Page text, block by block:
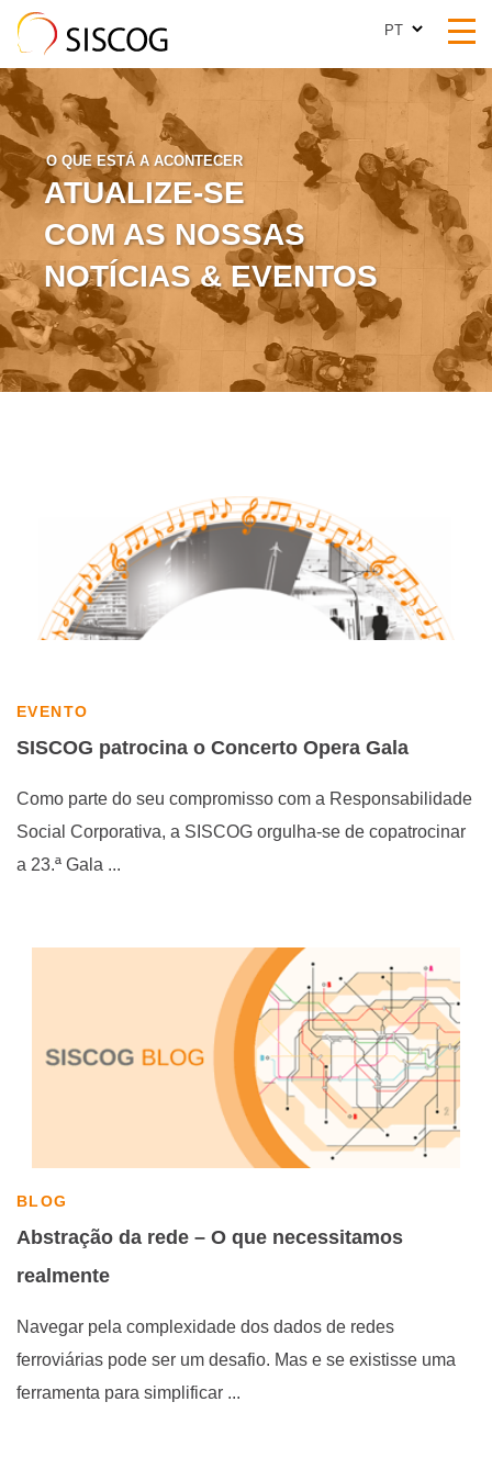
PT
PT
O QUE ESTÁ A ACONTECER
ATUALIZE-SE
COM AS NOSSAS
NOTÍCIAS & EVENTOS
EVENTO
SISCOG patrocina o Concerto Opera Gala
Como parte do seu compromisso com a Responsabilidade
Social Corporativa, a SISCOG orgulha-se de copatrocinar
a 23.ª Gala ...
BLOG
Abstração da rede – O que necessitamos
realmente
Navegar pela complexidade dos dados de redes
ferroviárias pode ser um desafio. Mas e se existisse uma
ferramenta para simplificar ...